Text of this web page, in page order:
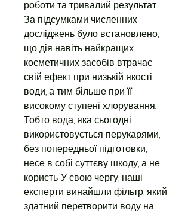
роботи та тривалий результат.
За підсумками численних
досліджень було встановлено,
що дія навіть найкращих
косметичних засобів втрачає
свій ефект при низькій якості
води, а тим більше при її
високому ступені хлорування.
Тобто вода, яка сьогодні
використовується перукарями,
без попередньої підготовки,
несе в собі суттєву шкоду, а не
користь. У свою чергу, наші
експерти винайшли фільтр, який
здатний перетворити воду на